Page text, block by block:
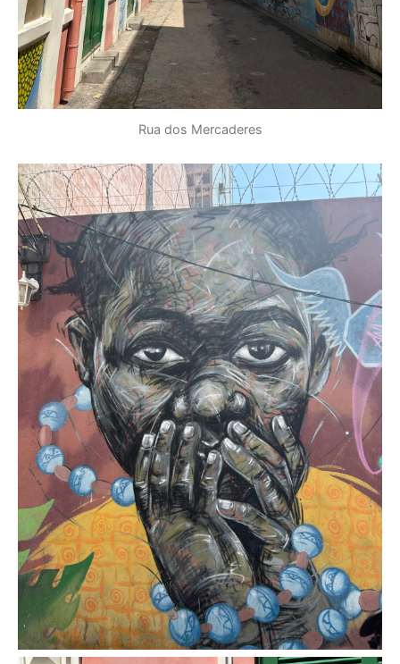
Rua dos Mercaderes